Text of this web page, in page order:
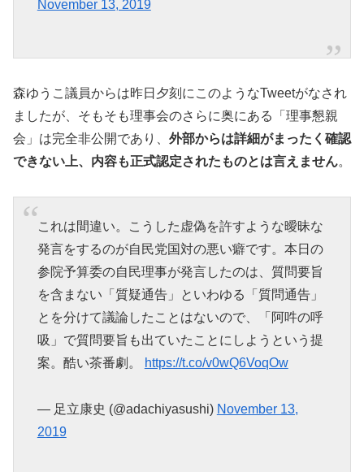
November 13, 2019
森ゆうこ議員からは昨日夕刻にこのようなTweetがなされ
ましたが、そもそも理事会のさらに奥にある「理事懇親
会」は完全非公開であり、 外部からは詳細がまったく確認
できない上、内容も正式認定されたものとは言えません。
これは間違い。こうした虚偽を許すような曖昧な
発言をするのが自民党国対の悪い癖です。本日の
参院予算委の自民理事が発言したのは、質問要旨
を含まない「質疑通告」といわゆる「質問通告」
とを分けて議論したことはないので、「阿吽の呼
吸」で質問要旨も出ていたことにしようという提
案。酷い茶番劇。
https://t.co/v0wQ6VoqOw
— 足立康史 (@adachiyasushi) November 13,
2019